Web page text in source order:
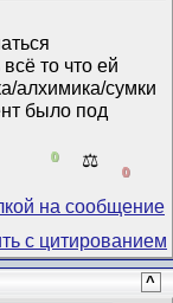
то что ей
алхимика/сумки
было под
0 ⚖️
0
^